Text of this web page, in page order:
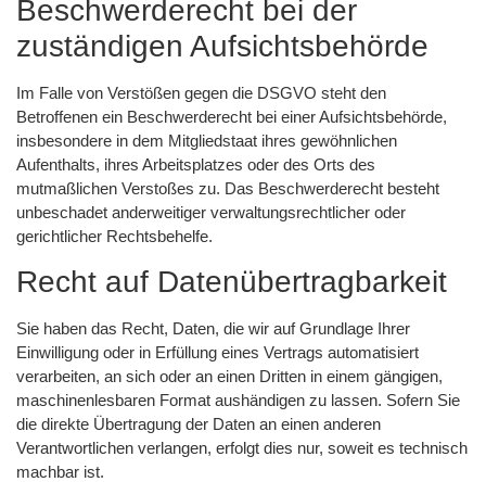
Beschwerde­recht bei der
zuständigen Aufsichts­behörde
Im Falle von Verstößen gegen die DSGVO steht den
Betroffenen ein Beschwerderecht bei einer Aufsichtsbehörde,
insbesondere in dem Mitgliedstaat ihres gewöhnlichen
Aufenthalts, ihres Arbeitsplatzes oder des Orts des
mutmaßlichen Verstoßes zu. Das Beschwerderecht besteht
unbeschadet anderweitiger verwaltungsrechtlicher oder
gerichtlicher Rechtsbehelfe.
Recht auf Daten­übertrag­barkeit
Sie haben das Recht, Daten, die wir auf Grundlage Ihrer
Einwilligung oder in Erfüllung eines Vertrags automatisiert
verarbeiten, an sich oder an einen Dritten in einem gängigen,
maschinenlesbaren Format aushändigen zu lassen. Sofern Sie
die direkte Übertragung der Daten an einen anderen
Verantwortlichen verlangen, erfolgt dies nur, soweit es technisch
machbar ist.